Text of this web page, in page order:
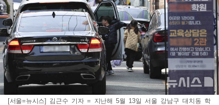
[서울=뉴시스] 김근수 기자 = 지난해 5월 13일 서울 강남구 대치동 학